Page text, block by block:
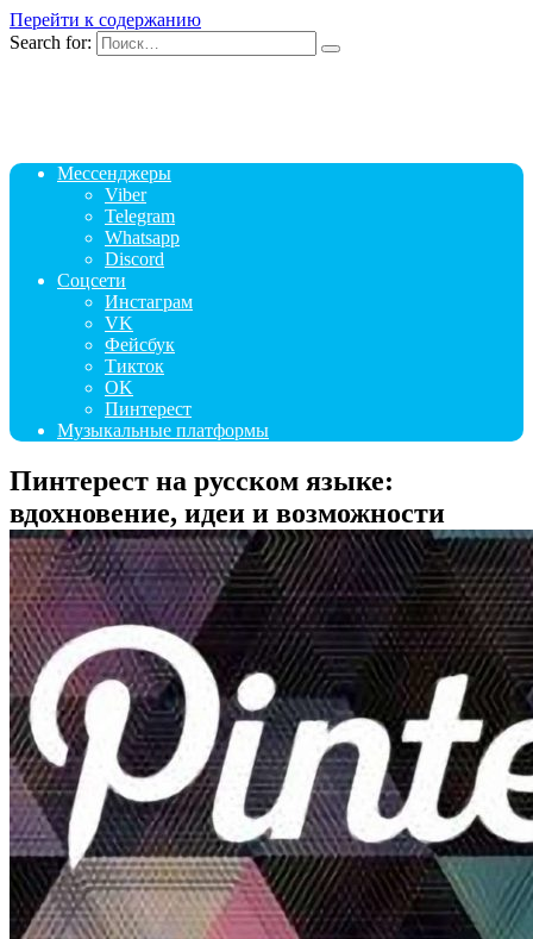
Перейти к содержанию
Search for:
Мессенджеры
Viber
Telegram
Whatsapp
Discord
Соцсети
Инстаграм
VK
Фейсбук
Тикток
OK
Пинтерест
Музыкальные платформы
Пинтерест на русском языке:
вдохновение, идеи и возможности